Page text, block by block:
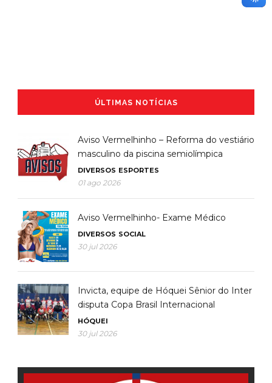
ÚLTIMAS NOTÍCIAS
Aviso Vermelhinho – Reforma do vestiário
masculino da piscina semiolímpica
DIVERSOS ESPORTES
01 ago 2026
Aviso Vermelhinho- Exame Médico
DIVERSOS SOCIAL
30 jul 2026
Invicta, equipe de Hóquei Sênior do Inter
disputa Copa Brasil Internacional
HÓQUEI
30 jul 2026